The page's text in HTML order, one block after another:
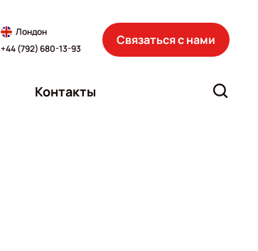
Лондон
+44 (792) 680-13-93
Связаться с нами
Контакты